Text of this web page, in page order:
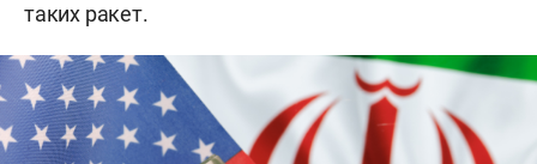
таких ракет.